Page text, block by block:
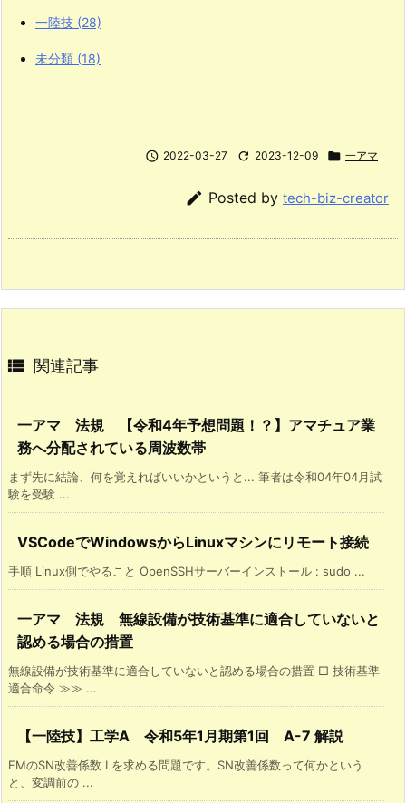
一陸技 (28)
未分類 (18)
 2022-03-27  2023-12-09  一アマ
 Posted by tech-biz-creator
 関連記事
一アマ 法規 【令和4年予想問題！？】アマチュア業
務へ分配されている周波数帯
まず先に結論、何を覚えればいいかというと... 筆者は令和04年04月試
験を受験 ...
VSCodeでWindowsからLinuxマシンにリモート接続
手順 Linux側でやること OpenSSHサーバーインストール : sudo ...
一アマ 法規 無線設備が技術基準に適合していないと
認める場合の措置
無線設備が技術基準に適合していないと認める場合の措置 □ 技術基準
適合命令 ≫≫ ...
【一陸技】工学A 令和5年1月期第1回 A-7 解説
FMのSN改善係数 I を求める問題です。SN改善係数って何かという
と、変調前の ...